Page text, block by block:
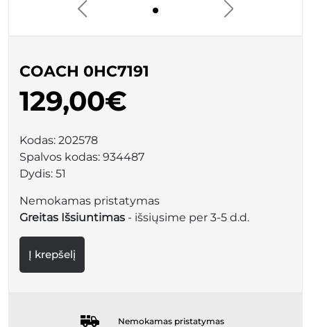
COACH 0HC7191
129,00€
Kodas: 202578
Spalvos kodas: 934487
Dydis: 51
Nemokamas pristatymas
Greitas Išsiuntimas - išsiųsime per 3-5 d.d.
Į krepšelį
Nemokamas pristatymas